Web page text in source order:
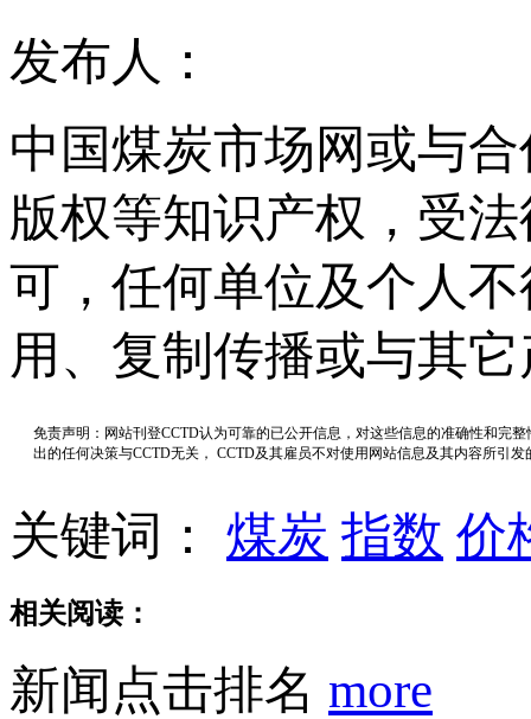
发布人：
中国煤炭市场网或与
版权等知识产权，受
可，任何单位及个人
用、复制传播或与其
免责声明：网站刊登CCTD认为可靠的已公开信息，对这些信息的准确性和完
出的任何决策与CCTD无关， CCTD及其雇员不对使用网站信息及其内容所引
关键词： 煤炭 指数 价
相关阅读：
新闻点击排名 more